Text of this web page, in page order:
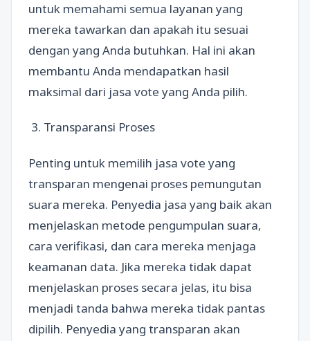
untuk memahami semua layanan yang
mereka tawarkan dan apakah itu sesuai
dengan yang Anda butuhkan. Hal ini akan
membantu Anda mendapatkan hasil
maksimal dari jasa vote yang Anda pilih.
3. Transparansi Proses
Penting untuk memilih jasa vote yang
transparan mengenai proses pemungutan
suara mereka. Penyedia jasa yang baik akan
menjelaskan metode pengumpulan suara,
cara verifikasi, dan cara mereka menjaga
keamanan data. Jika mereka tidak dapat
menjelaskan proses secara jelas, itu bisa
menjadi tanda bahwa mereka tidak pantas
dipilih. Penyedia yang transparan akan